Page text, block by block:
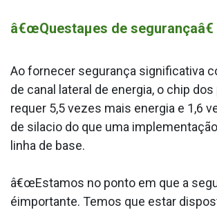
â€œQuestaµes de segurançaâ€
Ao fornecer segurança significativa
de canal lateral de energia, o chip
requer 5,5 vezes mais energia e 1,6
de sila­cio do que uma
linha de base.
â€œEstamos no ponto em que a
éimportante. Temos que estar